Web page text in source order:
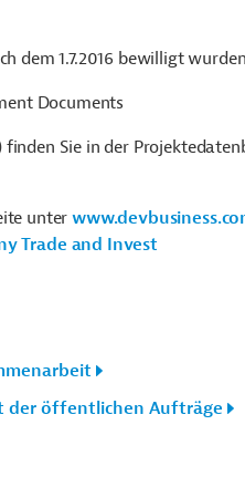
dem 1.7.2016 bewilligt
Documents
Sie in der
unter
Trade and Invest
der öffentlichen Aufträge